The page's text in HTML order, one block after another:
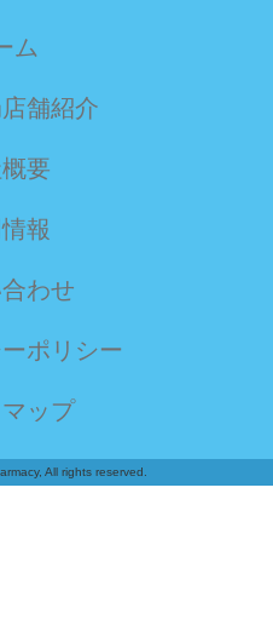
ム
舗紹介
要
報
わせ
ポリシー
ップ
All rights reserved.